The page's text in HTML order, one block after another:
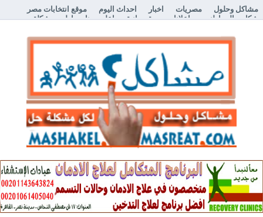
مشاكل وحلول مصريات اخبار احداث اليوم
موقع انتخابات مصر
شكاوي المواطنين
اعلانات مبوبة مجانية اعلن معنا إطرح مشكلة